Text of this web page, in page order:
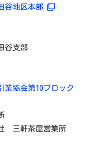
谷地区本部
谷支部
業協会第10ブロック
三軒茶屋営業所